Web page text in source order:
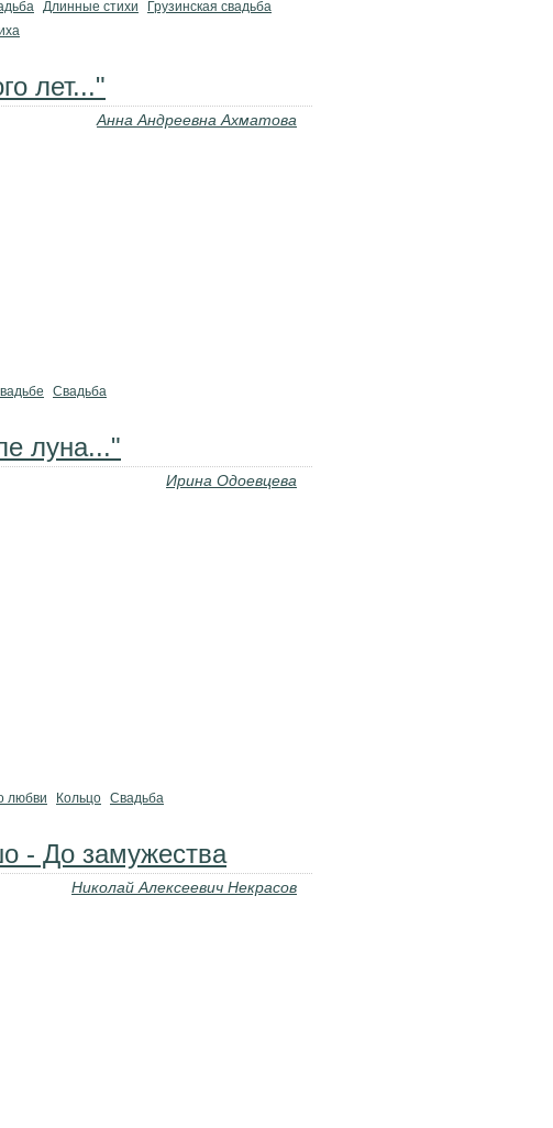
Длинные стихи
Грузинская свадьба
лет..."
Анна Андреевна Ахматова
Свадьба
луна..."
Ирина Одоевцева
любви Кольцо Свадьба
- До замужества
Николай Алексеевич Некрасов